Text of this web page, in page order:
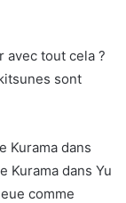
avec tout cela ?
sont
Kurama dans
Kurama dans Yu
comme